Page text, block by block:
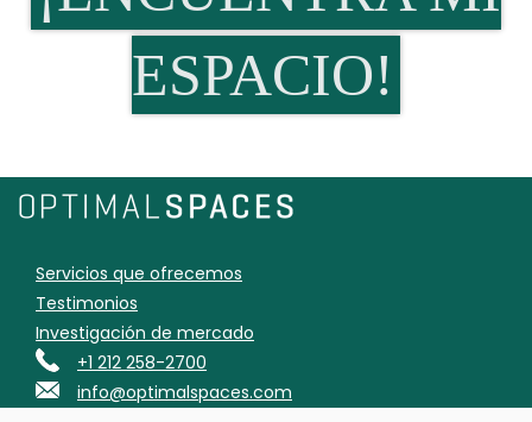
ESPACIO!
Servicios que ofrecemos
Testimonios
Investigación de mercado
+1 212 258-2700
info@optimalspaces.com